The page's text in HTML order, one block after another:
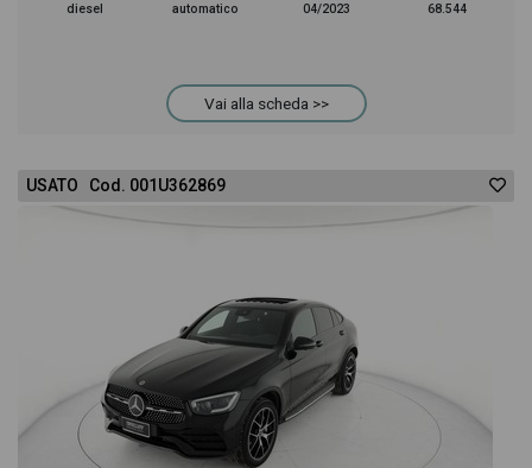
diesel automatico 04/2023 68.544
Vai alla scheda >>
USATO Cod. 001U362869